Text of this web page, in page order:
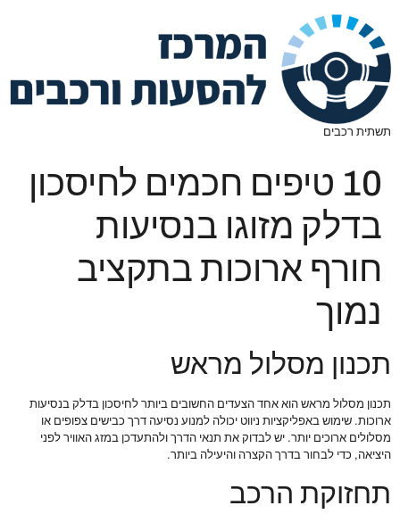
תשתית רכבים
10 טיפים חכמים לחיסכון
בדלק מזוגו בנסיעות
חורף ארוכות בתקציב
נמוך
תכנון מסלול מראש
תכנון מסלול מראש הוא אחד הצעדים החשובים ביותר לחיסכון בדלק בנסיעות
ארוכות. שימוש באפליקציות ניווט יכולה למנוע נסיעה דרך כבישים צפופים או
מסלולים ארוכים יותר. יש לבדוק את תנאי הדרך ולהתעדכן במזג האוויר לפני
היציאה, כדי לבחור בדרך הקצרה והיעילה ביותר.
תחזוקת הרכב